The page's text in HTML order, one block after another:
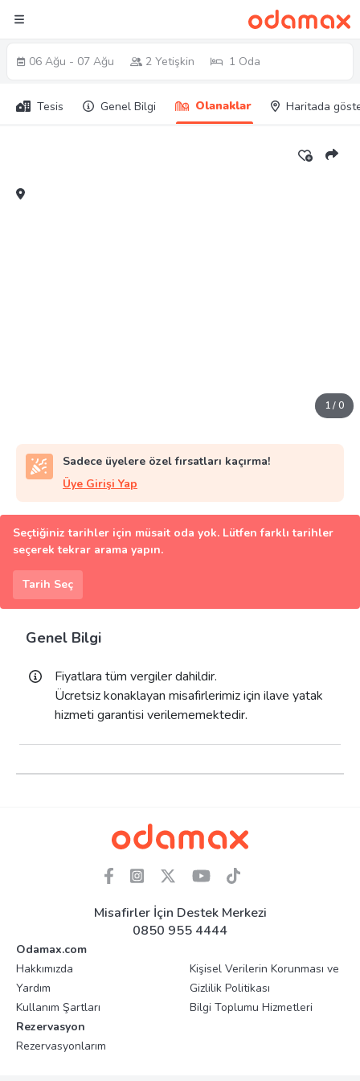
06 Ağu - 07 Ağu 2 Yetişkin 1 Oda
Tesis Genel Bilgi Olanaklar Haritada
1/0
Sadece üyelere özel fırsatları kaçırma!
Üye Girişi Yap
Seçtiğiniz tarihler için müsait oda yok. Lütfen farklı tarihler
seçerek tekrar arama yapın.
Tarih Seç
Genel Bilgi
Fiyatlara tüm vergiler dahildir.
Ücretsiz konaklayan misafirlerimiz için ilave yatak
hizmeti garantisi verilememektedir.
Misafirler İçin Destek Merkezi
0850 955 4444
Odamax.com
Hakkımızda
Yardım
Kullanım Şartları
Kişisel Verilerin Korunması ve
Gizlilik Politikası
Bilgi Toplumu Hizmetleri
Rezervasyon
Rezervasyonlarım